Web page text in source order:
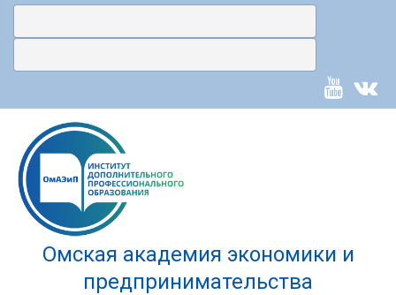
Омская академия экономики и
предпринимательства